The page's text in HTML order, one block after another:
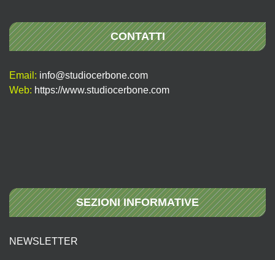
CONTATTI
Email: info@studiocerbone.com
Web: https://www.studiocerbone.com
SEZIONI INFORMATIVE
NEWSLETTER